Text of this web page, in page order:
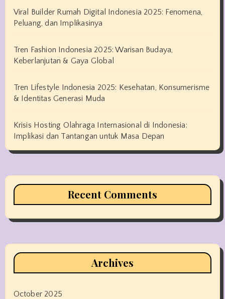
Viral Builder Rumah Digital Indonesia 2025: Fenomena,
Peluang, dan Implikasinya
Tren Fashion Indonesia 2025: Warisan Budaya,
Keberlanjutan & Gaya Global
Tren Lifestyle Indonesia 2025: Kesehatan, Konsumerisme
& Identitas Generasi Muda
Krisis Hosting Olahraga Internasional di Indonesia:
Implikasi dan Tantangan untuk Masa Depan
Recent Comments
Archives
October 2025